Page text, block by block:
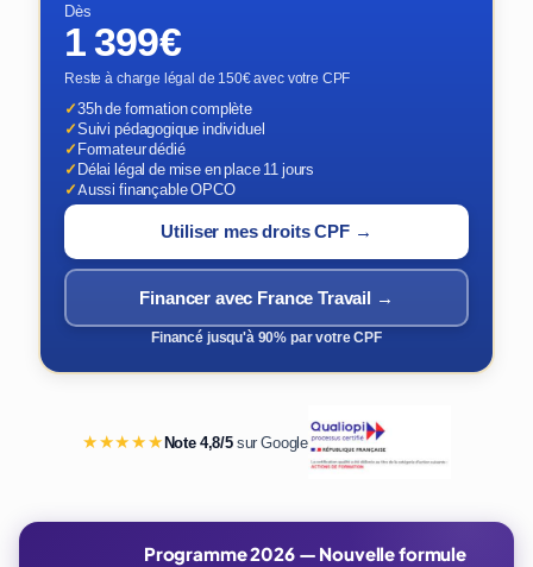
Dès
1 399€
Reste à charge légal de 150€ avec votre CPF
✓35h de formation complète
✓Suivi pédagogique individuel
✓Formateur dédié
✓Délai légal de mise en place 11 jours
✓Aussi finançable OPCO
Utiliser mes droits CPF →
Financer avec France Travail →
Financé jusqu'à 90% par votre CPF
★★★★★Note 4,8/5sur Google
Programme 2026 — Nouvelle formule